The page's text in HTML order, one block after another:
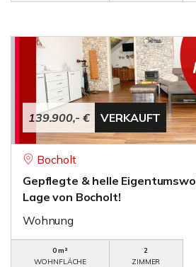
139.900,- € VERKAUFT
Bocholt
Gepflegte & helle
Lage von Bocholt!
Wohnung
0 m²
WOHNFLÄCHE
2
ZIMMER